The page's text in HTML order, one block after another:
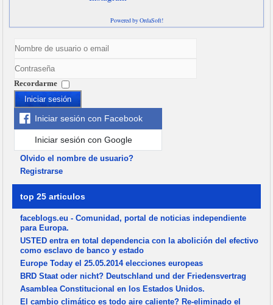
Powered by OrdaSoft!
Recordarme
Iniciar sesión
Iniciar sesión con Facebook
Iniciar sesión con Google
Olvido el nombre de usuario?
Registrarse
top 25 articulos
faceblogs.eu - Comunidad, portal de noticias independiente
para Europa.
USTED entra en total dependencia con la abolición del efectivo
como esclavo de banco y estado
Europe Today el 25.05.2014 elecciones europeas
BRD Staat oder nicht? Deutschland und der Friedensvertrag
Asamblea Constitucional en los Estados Unidos.
El cambio climático es todo aire caliente? Re-eliminado el